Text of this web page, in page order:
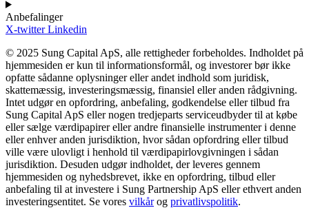
Anbefalinger
X-twitter Linkedin
© 2025 Sung Capital ApS, alle rettigheder forbeholdes. Indholdet på
hjemmesiden er kun til informationsformål, og investorer bør ikke
opfatte sådanne oplysninger eller andet indhold som juridisk,
skattemæssig, investeringsmæssig, finansiel eller anden rådgivning.
Intet udgør en opfordring, anbefaling, godkendelse eller tilbud fra
Sung Capital ApS eller nogen tredjeparts serviceudbyder til at købe
eller sælge værdipapirer eller andre finansielle instrumenter i denne
eller enhver anden jurisdiktion, hvor sådan opfordring eller tilbud
ville være ulovligt i henhold til værdipapirlovgivningen i sådan
jurisdiktion. Desuden udgør indholdet, der leveres gennem
hjemmesiden og nyhedsbrevet, ikke en opfordring, tilbud eller
anbefaling til at investere i Sung Partnership ApS eller ethvert anden
investeringsentitet. Se vores vilkårog privatlivspolitik.